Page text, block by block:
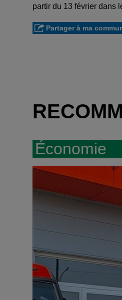
partir du 13 février dans
Partager à ma
Économie